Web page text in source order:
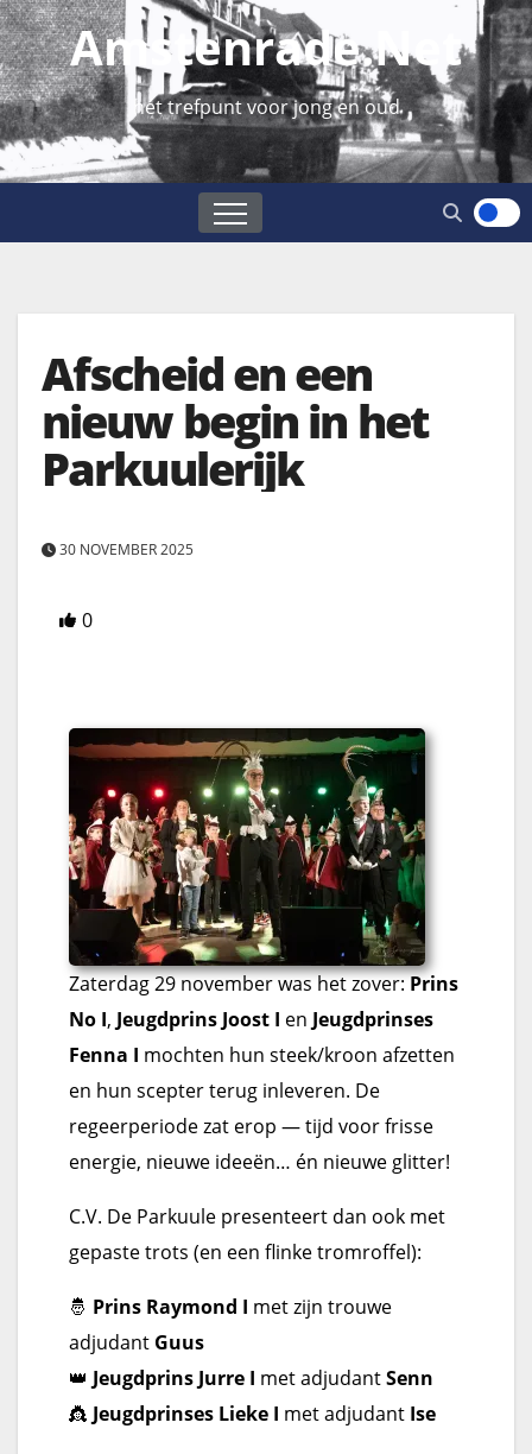
Amstenrade.net
hét trefpunt voor jong en oud
Afscheid en een
nieuw begin in het
Parkuulerijk
30 NOVEMBER 2025
0
Zaterdag 29 november was het zover:Prins
No I, Jeugdprins Joost I en Jeugdprinses
Fenna I mochten hun steek/kroon afzetten
en hun scepter terug inleveren. De
regeerperiode zat erop — tijd voor frisse
energie, nieuwe ideeën… én nieuwe glitter!
C.V. De Parkuule presenteert dan ook met
gepaste trots (en een flinke tromroffel):
🤴 Prins Raymond I met zijn trouwe
adjudant Guus
👑 Jeugdprins Jurre I met adjudantSenn
👸 Jeugdprinses Lieke I met adjudant Ise